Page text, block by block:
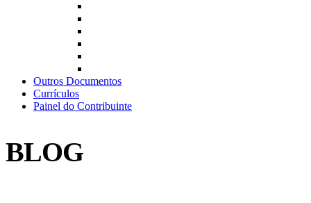
Outros Documentos
Currículos
Painel do Contribuinte
BLOG